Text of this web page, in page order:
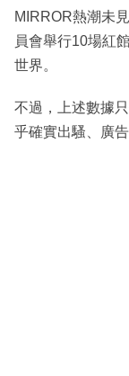
MIRROR熱潮未
員會舉行10場紅
世界。
不過，上述數據
乎確實出騷、廣